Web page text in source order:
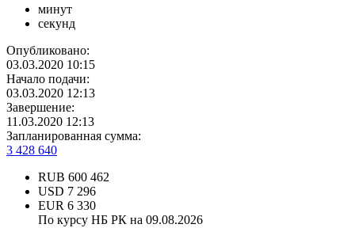
минут
секунд
Опубликовано:
03.03.2020 10:15
Начало подачи:
03.03.2020 12:13
Завершение:
11.03.2020 12:13
Запланированная сумма:
3 428 640
RUB 600 462
USD 7 296
EUR 6 330
По курсу НБ РК на 09.08.2026